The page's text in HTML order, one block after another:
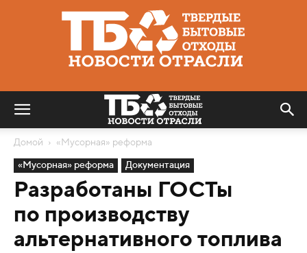
Твердые
бытовые
отходы
|
Домой «Мусорная» реформа
«Мусорная» реформа Документация
Разработаны ГОСТы
по производству
альтернативного топлива